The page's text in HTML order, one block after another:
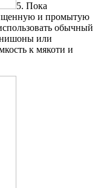
5. Пока
и промытую
обычный
или
к мякоти и